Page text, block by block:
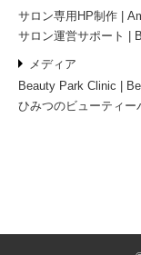
サロン専用HP制作
サロン運営サポート
メディア
Beauty Park Clinic
ひみつのビューティー